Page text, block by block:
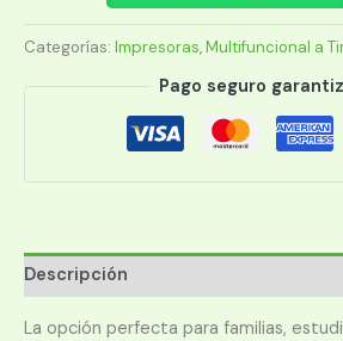
TANK
IMP/COP/SCA/USB/WIFI/BIVOLT
Categorías: Impresoras,Multifuncional a
Pago seguro
Descripción
La opción perfecta para familias,